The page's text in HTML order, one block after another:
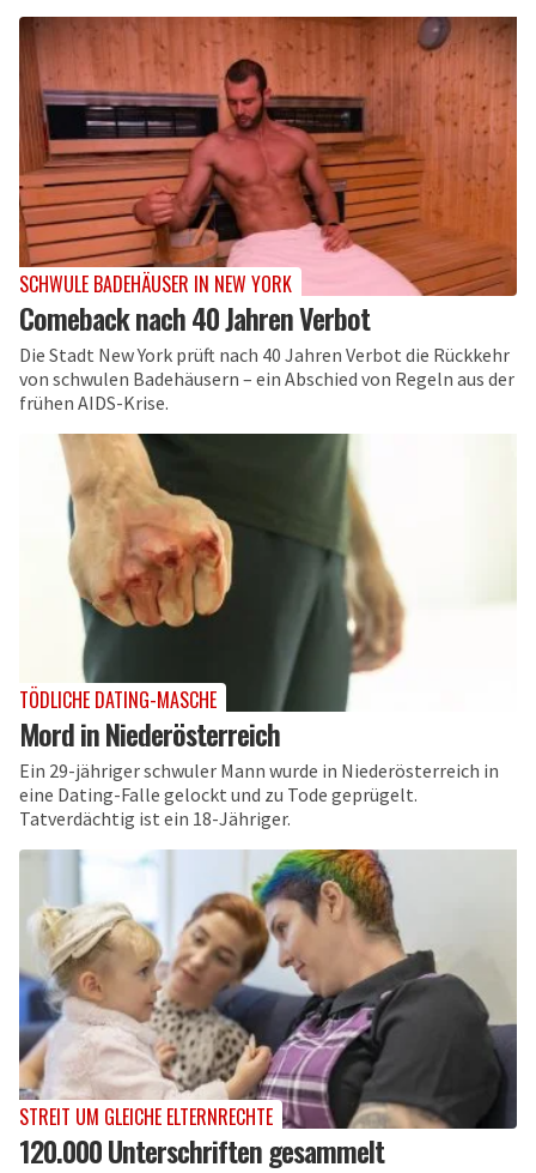
SCHWULE BADEHÄUSER IN NEW YORK
Comeback nach 40 Jahren Verbot
Die Stadt New York prüft nach 40 Jahren Verbot die Rückkehr
von schwulen Badehäusern – ein Abschied von Regeln aus der
frühen AIDS-Krise.
TÖDLICHE DATING-MASCHE
Mord in Niederösterreich
Ein 29-jähriger schwuler Mann wurde in Niederösterreich in
eine Dating-Falle gelockt und zu Tode geprügelt.
Tatverdächtig ist ein 18-Jähriger.
STREIT UM GLEICHE ELTERNRECHTE
120.000 Unterschriften gesammelt